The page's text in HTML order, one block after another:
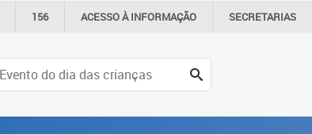
156 ACESSO ÀINFORMAÇÃO SECRETARIAS